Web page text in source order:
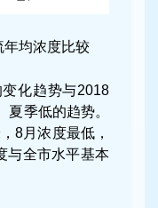
均浓度比较
化趋势与2018
季低的趋势。
8月浓度最低，
与全市水平基本